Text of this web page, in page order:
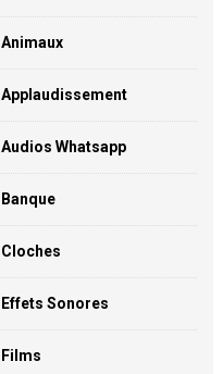
Animaux
Applaudissement
Audios Whatsapp
Banque
Cloches
Effets Sonores
Films